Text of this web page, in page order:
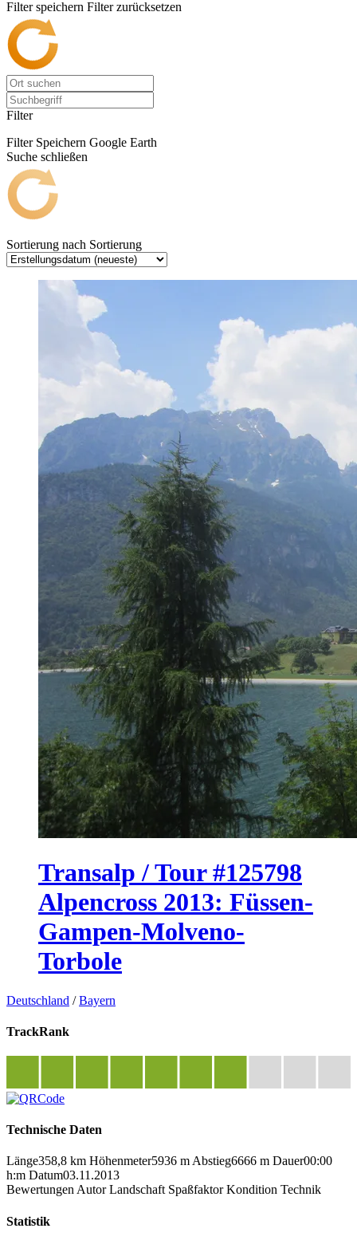
Filter speichern Filter zurücksetzen
Filter
Filter Speichern Google Earth
Suche schließen
Sortierung nach Sortierung
Transalp / Tour #125798
Alpencross 2013: Füssen-
Gampen-Molveno-
Torbole
Deutschland /Bayern
TrackRank
Technische Daten
Länge358,8 km Höhenmeter5936 m Abstieg6666 m Dauer00:00
h:m Datum03.11.2013
Bewertungen Autor Landschaft Spaßfaktor Kondition Technik
Statistik